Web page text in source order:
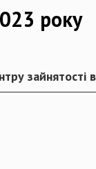
року
зайнятості